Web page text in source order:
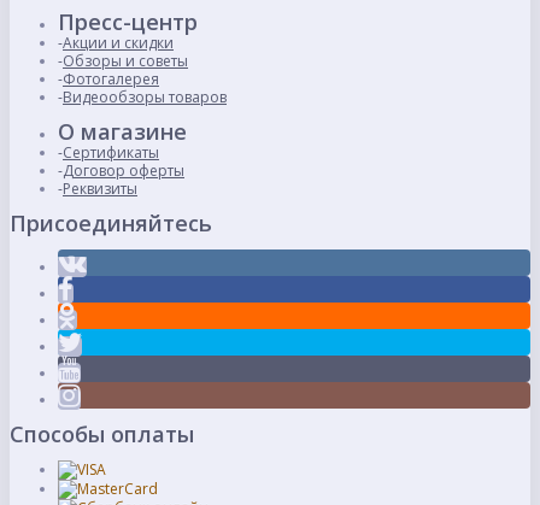
Пресс-центр
Акции и скидки
Обзоры и советы
Фотогалерея
Видеообзоры товаров
О магазине
Сертификаты
Договор оферты
Реквизиты
Присоединяйтесь
Способы оплаты